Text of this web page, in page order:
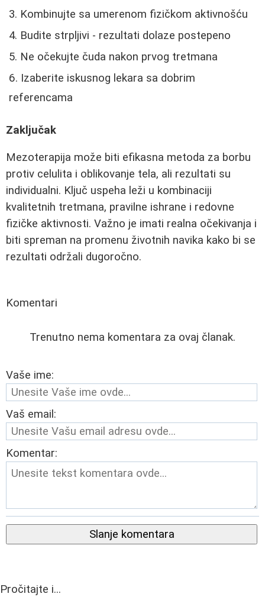
Kombinujte sa umerenom fizičkom aktivnošću
Budite strpljivi - rezultati dolaze postepeno
Ne očekujte čuda nakon prvog tretmana
Izaberite iskusnog lekara sa dobrim
referencama
Zaključak
Mezoterapija može biti efikasna metoda za borbu
protiv celulita i oblikovanje tela, ali rezultati su
individualni. Ključ uspeha leži u kombinaciji
kvalitetnih tretmana, pravilne ishrane i redovne
fizičke aktivnosti. Važno je imati realna očekivanja i
biti spreman na promenu životnih navika kako bi se
rezultati održali dugoročno.
Komentari
Trenutno nema komentara za ovaj članak.
Vaše ime:
Vaš email:
Komentar:
Slanje komentara
Pročitajte i...